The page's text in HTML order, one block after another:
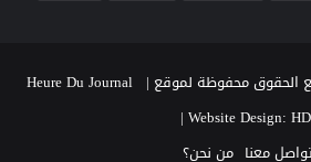
Website Design:
|
معنا من نحن؟